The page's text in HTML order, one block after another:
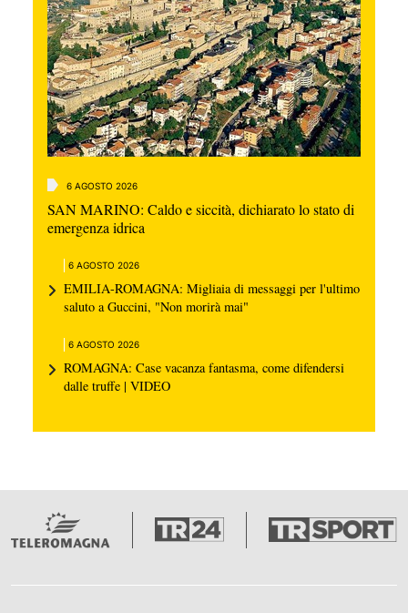
6 AGOSTO 2026
SAN MARINO: Caldo e siccità, dichiarato lo stato di
emergenza idrica
6 AGOSTO 2026
EMILIA-ROMAGNA: Migliaia di messaggi per l'ultimo
saluto a Guccini, "Non morirà mai"
6 AGOSTO 2026
ROMAGNA: Case vacanza fantasma, come difendersi
dalle truffe | VIDEO